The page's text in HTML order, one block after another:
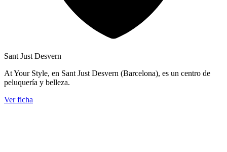
Sant Just Desvern
At Your Style, en Sant Just Desvern (Barcelona), es un centro de
peluquería y belleza.
Ver ficha